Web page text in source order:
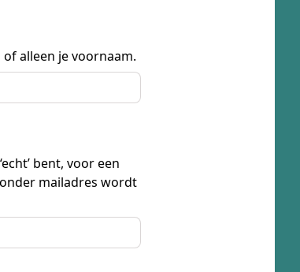
alleen je voornaam.
bent, voor een
mailadres wordt